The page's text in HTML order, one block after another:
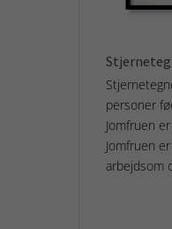
personer
Jomfruen
Jomfruen
arbejdsom